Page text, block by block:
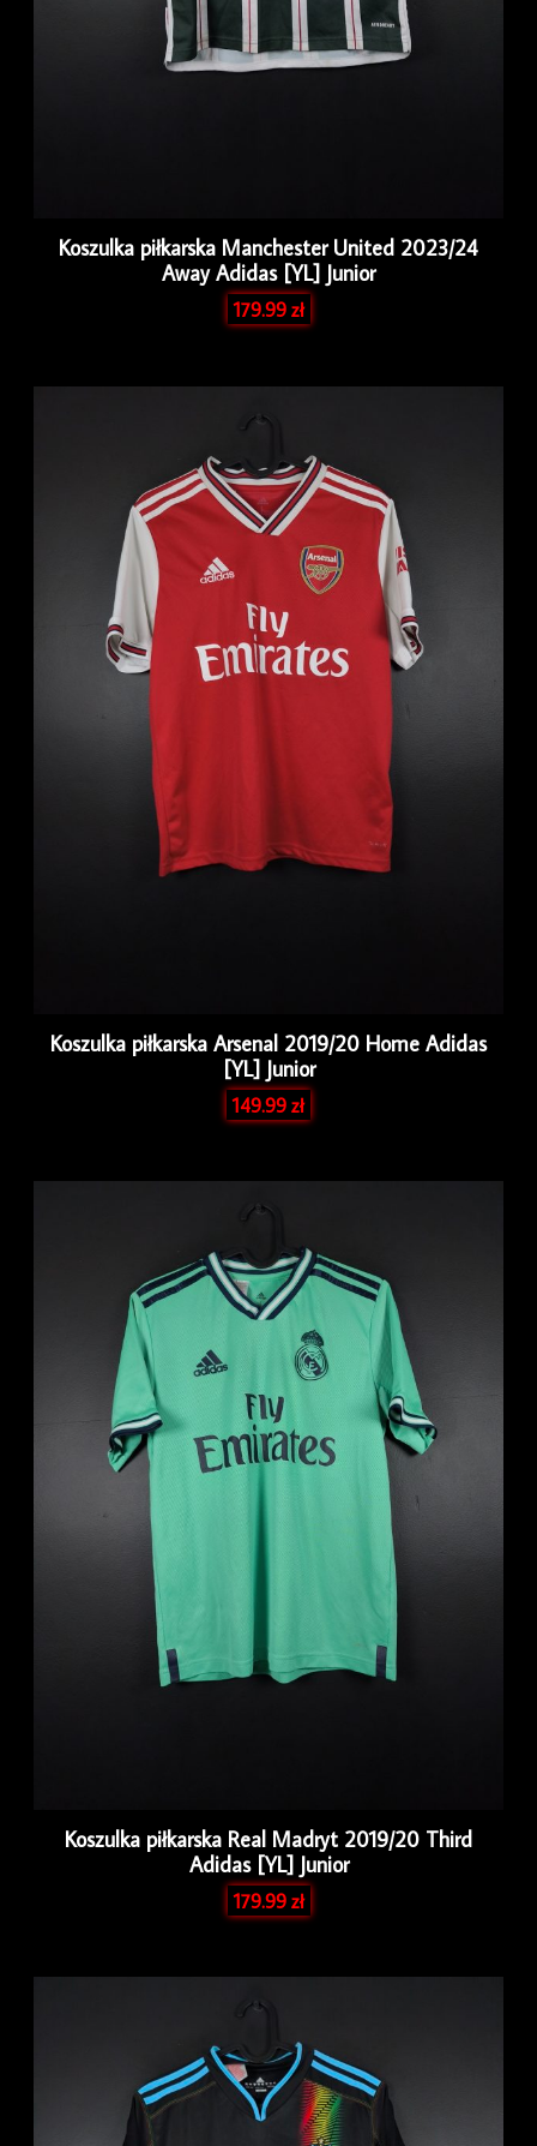
Koszulka piłkarska Manchester United 2023/24
Away Adidas [YL] Junior
179.99zł
Koszulka piłkarska Arsenal 2019/20 Home Adidas
[YL] Junior
149.99zł
Koszulka piłkarska Real Madryt 2019/20 Third
Adidas [YL] Junior
179.99zł